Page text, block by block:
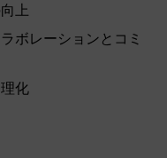
上
ボレーションとコミ
化